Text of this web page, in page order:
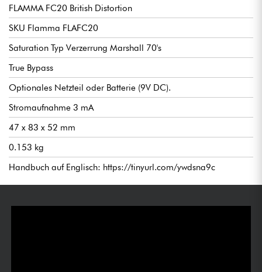
FLAMMA FC20 British Distortion
SKU Flamma FLAFC20
Saturation Typ Verzerrung Marshall 70's
True Bypass
Optionales Netzteil oder Batterie (9V DC).
Stromaufnahme 3 mA
47 x 83 x 52 mm
0.153 kg
Handbuch auf Englisch: https://tinyurl.com/ywdsna9c